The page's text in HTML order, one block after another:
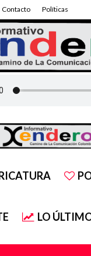
Contacto Políticas
LO